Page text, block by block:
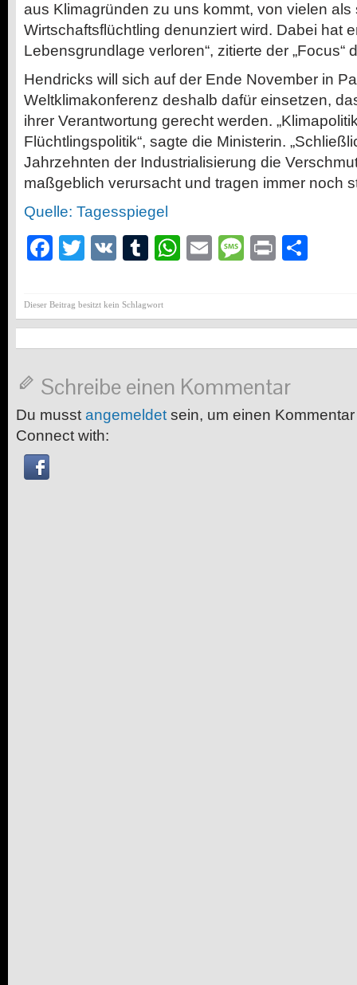
aus Klimagründen zu uns kommt, von vielen als
Wirtschaftsflüchtling denunziert wird. Dabei hat
Lebensgrundlage verloren“, zitierte der „Focus“
Hendricks will sich auf der Ende November in
Weltklimakonferenz deshalb dafür einsetzen,
ihrer Verantwortung gerecht werden.
Flüchtlingspolitik“, sagte die Ministerin.
Jahrzehnten der Industrialisierung die
maßgeblich verursacht und tragen immer noch
Quelle: Tagesspiegel
Facebook
Twitter
VK Tumblr
WhatsApp
EmailMessage
Print
Dieser Beitrag besitzt kein Schlagwort
Schreibe einen Kommentar
Du musst angemeldet sein, um einen
Connect with: